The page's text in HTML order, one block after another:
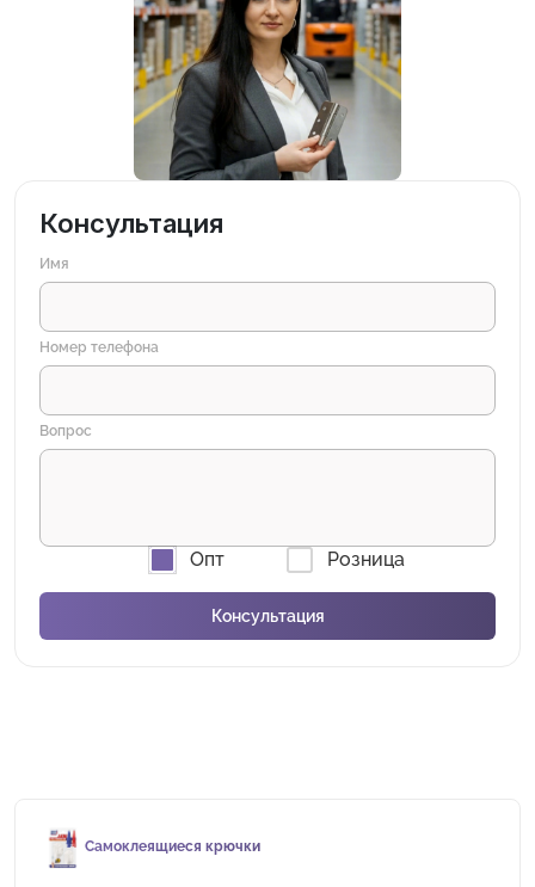
Консультация
Имя
Номер телефона
Вопрос
Опт Розница
Самоклеящиеся крючки